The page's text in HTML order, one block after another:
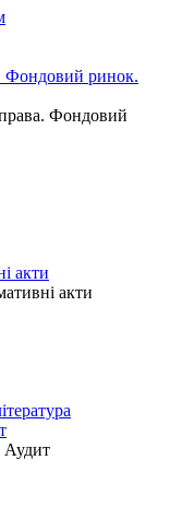
Фондовий ринок.
Фондовий
акти
акти
Аудит